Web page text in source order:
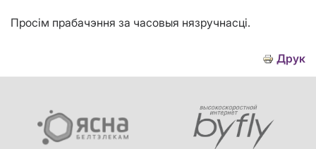
Просім прабачэння за часовыя нязручнасці.
Друк